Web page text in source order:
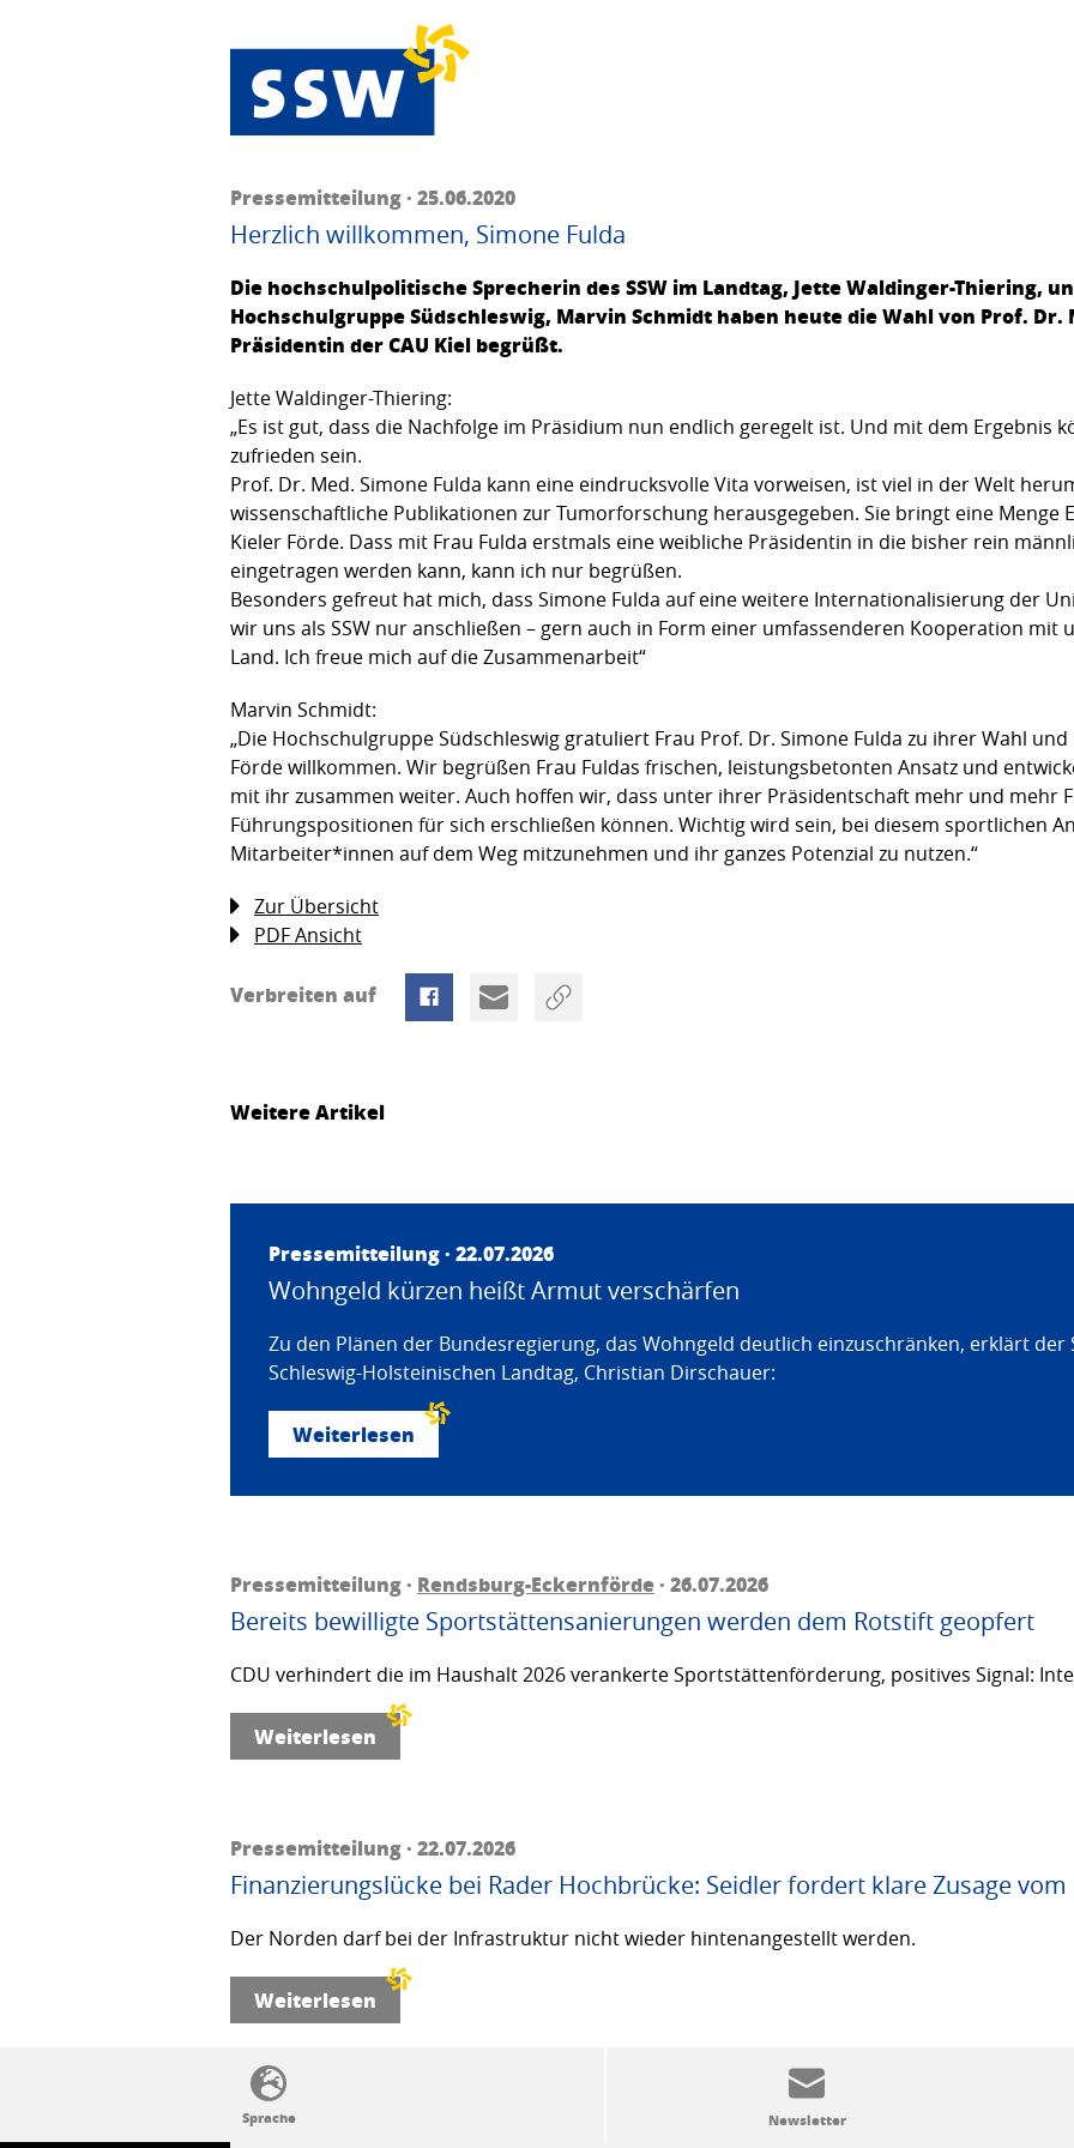
Pressemitteilung · 25.06.2020
Herzlich willkommen, Simone Fulda
Die hochschulpolitische Sprecherin des SSW im Landtag, Jette Waldinger-Thiering,
Hochschulgruppe Südschleswig, Marvin Schmidt haben heute die Wahl von Prof. Dr.
Präsidentin der CAU Kiel begrüßt.
Jette Waldinger-Thiering:
„Es ist gut, dass die Nachfolge im Präsidium nun endlich geregelt ist. Und mit dem Ergebnis
zufrieden sein.
Prof. Dr. Med. Simone Fulda kann eine eindrucksvolle Vita vorweisen, ist viel in der Welt
wissenschaftliche Publikationen zur Tumorforschung herausgegeben. Sie bringt eine Menge
Kieler Förde. Dass mit Frau Fulda erstmals eine weibliche Präsidentin in die bisher rein
eingetragen werden kann, kann ich nur begrüßen.
Besonders gefreut hat mich, dass Simone Fulda auf eine weitere Internationalisierung der
wir uns als SSW nur anschließen – gern auch in Form einer umfassenderen Kooperation mit
Land. Ich freue mich auf die Zusammenarbeit“
Marvin Schmidt:
„Die Hochschulgruppe Südschleswig gratuliert Frau Prof. Dr. Simone Fulda zu ihrer Wahl
Förde willkommen. Wir begrüßen Frau Fuldas frischen, leistungsbetonten Ansatz und
mit ihr zusammen weiter. Auch hoffen wir, dass unter ihrer Präsidentschaft mehr und mehr
Führungspositionen für sich erschließen können. Wichtig wird sein, bei diesem sportlichen
Mitarbeiter*innen auf dem Weg mitzunehmen und ihr ganzes Potenzial zu nutzen.“
Zur Übersicht
PDF Ansicht
Verbreiten auf
Weitere Artikel
Pressemitteilung · 22.07.2026
Wohngeld kürzen heißt Armut verschärfen
Zu den Plänen der Bundesregierung, das Wohngeld deutlich einzuschränken, erklärt der
Schleswig-Holsteinischen Landtag, Christian Dirschauer:
Weiterlesen
Pressemitteilung · Rendsburg-Eckernförde· 26.07.2026
Bereits bewilligte Sportstättensanierungen werden dem Rotstift geopfert
CDU verhindert die im Haushalt 2026 verankerte Sportstättenförderung, positives Signal:
Weiterlesen
Pressemitteilung · 22.07.2026
Finanzierungslücke bei Rader Hochbrücke: Seidler fordert klare Zusage vom
Der Norden darf bei der Infrastruktur nicht wieder hintenangestellt werden.
Weiterlesen
SSW-Politik von A bis Z